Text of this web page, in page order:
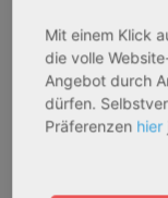
Mit einem Klick
die volle
Angebot durch
dürfen.
Präferenzen hier